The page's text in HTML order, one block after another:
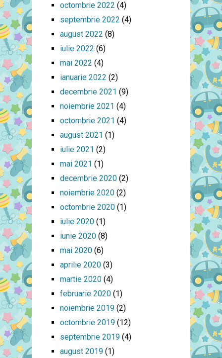
octombrie 2022 (4)
septembrie 2022 (4)
august 2022 (8)
iulie 2022 (6)
mai 2022 (4)
ianuarie 2022 (2)
decembrie 2021 (9)
noiembrie 2021 (4)
octombrie 2021 (4)
august 2021 (1)
iulie 2021 (2)
mai 2021 (1)
decembrie 2020(2)
noiembrie 2020(2)
octombrie 2020(1)
iulie 2020(1)
iunie 2020(8)
mai 2020(6)
aprilie 2020(3)
martie 2020(4)
februarie 2020(1)
noiembrie 2019(2)
octombrie 2019(12)
septembrie 2019(4)
august 2019(1)